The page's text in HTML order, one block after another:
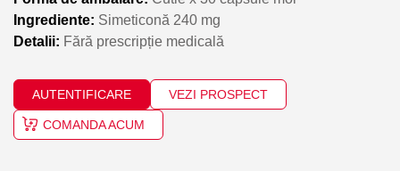
Ingrediente: Simeticonă 240 mg
Detalii: Fără prescripție medicală
AUTENTIFICARE VEZI PROSPECT
COMANDA ACUM